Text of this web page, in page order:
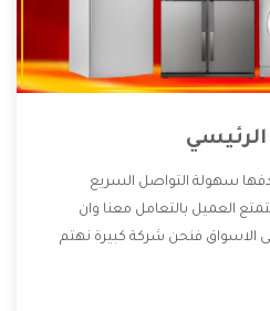
سهولة التواصل السريع
العميل بالتعامل معنا وان
الاسواق فنحن شركة كبيرة نهتم
الصيانة التى تكون من أهم